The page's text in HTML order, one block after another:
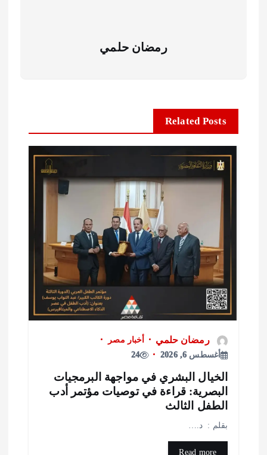
رمضان حلمي
Related Posts
رمضان حلمي
أخبار مصر
أغسطس 6, 2026
24
البشري في مواجهة البرمجيات
قراءة في توصيات مؤتمر أدب
الثالث